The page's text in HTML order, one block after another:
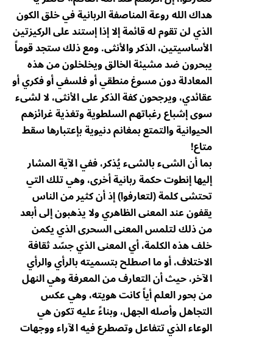
هداك الله روعة المناصفة الربانية في خلق الكون
الذي لن تقوم له قائمة إلا إذا إستند على الركيزتين
الأساسيتين، الذكر والأنثى. ومع ذلك ستجد قوماً
يبحرون ضد مشيئة الخالق ويخلخلون من هذه
المعادلة دون مسوغ منطقي أو فلسفي أو فكري أو
عقائدي، ويرجحون كفة الذكر على الأنثى، لا لشىء
سوى إشباع رغباتهم السلطوية وتغذية غرائزهم
الحيوانية والتمتع بمغانم دنيوية بإعتبارها سقط
متاع!
بما أن الشىء بالشىء يُذكر، ففي الآية المشار
إليها إنطوت حكمة ربانية أخرى، وهي تلك التي
تحتشى كلمة (لتعارفوا) إذ أن كثير من الناس
يقفون عند المعنى الظاهري ولا يذهبون إلى أبعد
من ذلك لتلمس المعنى السحرى الذي يكمن
خلف هذه الكلمة، أي المعنى الذي جسّد ثقافة
الاختلاف، أو ما اصطلح بتسميته بالرأي والرأي
الآخر، حيث أن التعارف من المعرفة وهي النهل
من بحور العلم أياً كانت هويته، وهي عكس
التجاهل وأصله الجهل، وبناءً عليه تكون هي
الوعاء الذي تتفاعل وتصطرع فيه الآراء ووجهات